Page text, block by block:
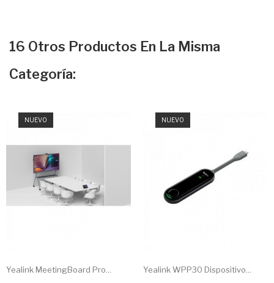
16 Otros Productos En La Misma
Categoría:
NUEVO
Yealink MeetingBoard Pro...
NUEVO
Yealink WPP30 Dispositivo...